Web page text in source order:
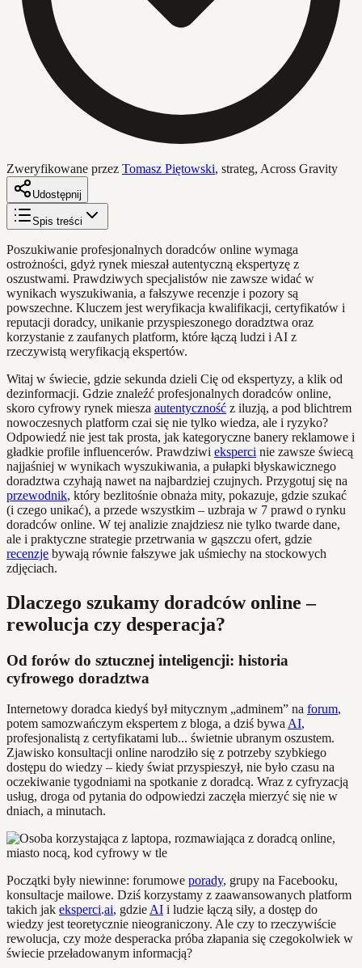
Zweryfikowane przez Tomasz Piętowski, strateg, Across Gravity
Udostępnij
Spis treści
Poszukiwanie profesjonalnych doradców online wymaga
ostrożności, gdyż rynek mieszał autentyczną ekspertyzę z
oszustwami. Prawdziwych specjalistów nie zawsze widać w
wynikach wyszukiwania, a fałszywe recenzje i pozory są
powszechne. Kluczem jest weryfikacja kwalifikacji, certyfikatów i
reputacji doradcy, unikanie przyspieszonego doradztwa oraz
korzystanie z zaufanych platform, które łączą ludzi i AI z
rzeczywistą weryfikacją ekspertów.
Witaj w świecie, gdzie sekunda dzieli Cię od ekspertyzy, a klik od
dezinformacji. Gdzie znaleźć profesjonalnych doradców online,
skoro cyfrowy rynek miesza autentyczność z iluzją, a pod blichtrem
nowoczesnych platform czai się nie tylko wiedza, ale i ryzyko?
Odpowiedź nie jest tak prosta, jak kategoryczne banery reklamowe i
gładkie profile influencerów. Prawdziwi eksperci nie zawsze świecą
najjaśniej w wynikach wyszukiwania, a pułapki błyskawicznego
doradztwa czyhają nawet na najbardziej czujnych. Przygotuj się na
przewodnik, który bezlitośnie obnaża mity, pokazuje, gdzie szukać
(i czego unikać), a przede wszystkim – uzbraja w 7 prawd o rynku
doradców online. W tej analizie znajdziesz nie tylko twarde dane,
ale i praktyczne strategie przetrwania w gąszczu ofert, gdzie
recenzje bywają równie fałszywe jak uśmiechy na stockowych
zdjęciach.
Dlaczego szukamy doradców online –
rewolucja czy desperacja?
Od forów do sztucznej inteligencji: historia
cyfrowego doradztwa
Internetowy doradca kiedyś był mitycznym „adminem” na forum,
potem samozwańczym ekspertem z bloga, a dziś bywa AI,
profesjonalistą z certyfikatami lub... świetnie ubranym oszustem.
Zjawisko konsultacji online narodziło się z potrzeby szybkiego
dostępu do wiedzy – kiedy świat przyspieszył, nie było czasu na
oczekiwanie tygodniami na spotkanie z doradcą. Wraz z cyfryzacją
usług, droga od pytania do odpowiedzi zaczęła mierzyć się nie w
dniach, a minutach.
Początki były niewinne: forumowe porady, grupy na Facebooku,
konsultacje mailowe. Dziś korzystamy z zaawansowanych platform
takich jak eksperci.ai, gdzie AI i ludzie łączą siły, a dostęp do
wiedzy jest teoretycznie nieograniczony. Ale czy to rzeczywiście
rewolucja, czy może desperacka próba złapania się czegokolwiek w
świecie przeładowanym informacją?